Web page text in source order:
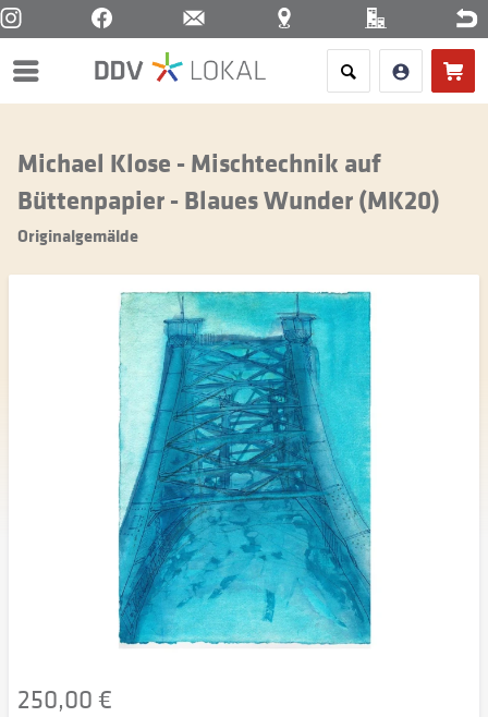
Menü
Michael Klose - Mischtechnik auf
Büttenpapier - Blaues Wunder (MK20)
Originalgemälde
250,00 €